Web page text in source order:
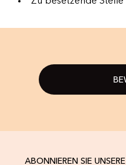
ABONNIEREN SIE